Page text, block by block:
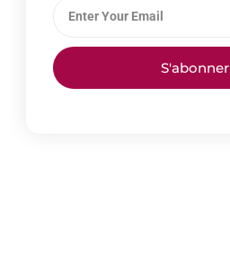
S'abonner